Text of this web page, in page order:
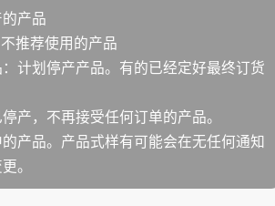
产品
推荐使用的产品
计划停产产品。有的已经定好最终订货
产，不再接受任何订单的产品。
产品。产品式样有可能会在无任何通知
。